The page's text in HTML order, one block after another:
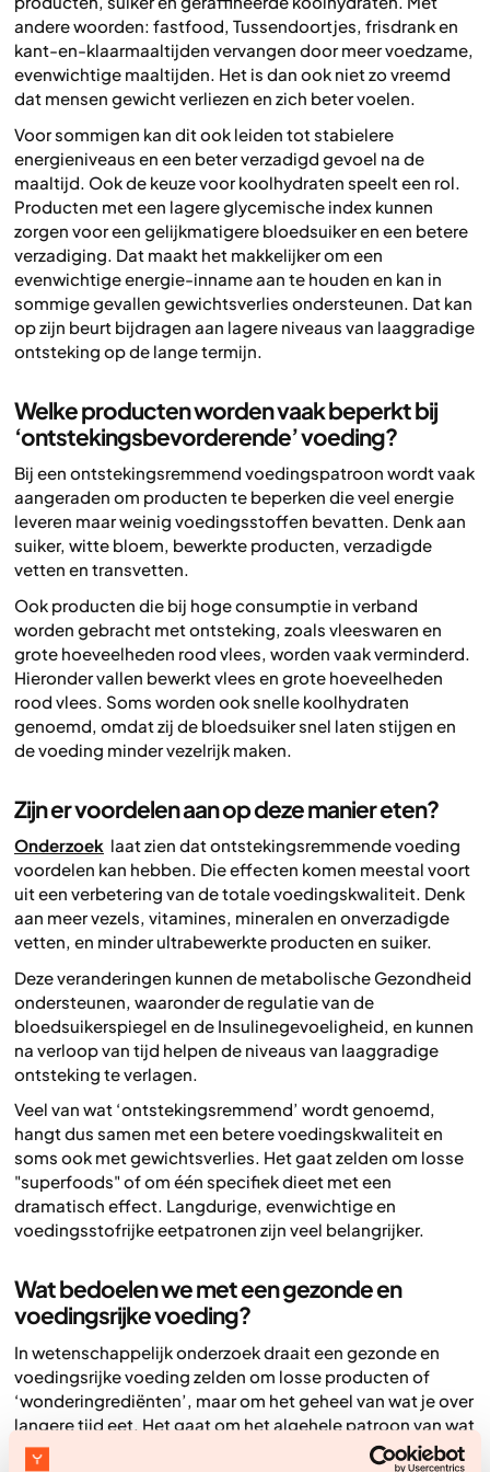
andere woorden: fastfood, Tussendoortjes, frisdrank en
kant-en-klaarmaaltijden vervangen door meer voedzame,
evenwichtige maaltijden. Het is dan ook niet zo vreemd
dat mensen gewicht verliezen en zich beter voelen.
Voor sommigen kan dit ook leiden tot stabielere
energieniveaus en een beter verzadigd gevoel na de
maaltijd. Ook de keuze voor koolhydraten speelt een rol.
Producten met een lagere glycemische index kunnen
zorgen voor een gelijkmatigere bloedsuiker en een betere
verzadiging. Dat maakt het makkelijker om een
evenwichtige energie-inname aan te houden en kan in
sommige gevallen gewichtsverlies ondersteunen. Dat kan
op zijn beurt bijdragen aan lagere niveaus van laaggradige
ontsteking op de lange termijn.
Welke producten worden vaak beperkt bij
‘ontstekingsbevorderende’ voeding?
Bij een ontstekingsremmend voedingspatroon wordt vaak
aangeraden om producten te beperken die veel energie
leveren maar weinig voedingsstoffen bevatten. Denk aan
suiker, witte bloem, bewerkte producten, verzadigde
vetten en transvetten.
Ook producten die bij hoge consumptie in verband
worden gebracht met ontsteking, zoals vleeswaren en
grote hoeveelheden rood vlees, worden vaak verminderd.
Hieronder vallen bewerkt vlees en grote hoeveelheden
rood vlees. Soms worden ook snelle koolhydraten
genoemd, omdat zij de bloedsuiker snel laten stijgen en
de voeding minder vezelrijk maken.
Zijn er voordelen aan op deze manier eten?
Onderzoek laat zien dat ontstekingsremmende voeding
voordelen kan hebben. Die effecten komen meestal voort
uit een verbetering van de totale voedingskwaliteit. Denk
aan meer vezels, vitamines, mineralen en onverzadigde
vetten, en minder ultrabewerkte producten en suiker.
Deze veranderingen kunnen de metabolische Gezondheid
ondersteunen, waaronder de regulatie van de
bloedsuikerspiegel en de Insulinegevoeligheid, en kunnen
na verloop van tijd helpen de niveaus van laaggradige
ontsteking te verlagen.
Veel van wat ‘ontstekingsremmend’ wordt genoemd,
hangt dus samen met een betere voedingskwaliteit en
soms ook met gewichtsverlies. Het gaat zelden om losse
"superfoods" of om één specifiek dieet met een
dramatisch effect. Langdurige, evenwichtige en
voedingsstofrijke eetpatronen zijn veel belangrijker.
Wat bedoelen we met een gezonde en
voedingsrijke voeding?
In wetenschappelijk onderzoek draait een gezonde en
voedingsrijke voeding zelden om losse producten of
‘wonderingrediënten’, maar om het geheel van wat je over
langere tijd eet. Het gaat om het algehele patroon van wat
je over een langere periode eet.